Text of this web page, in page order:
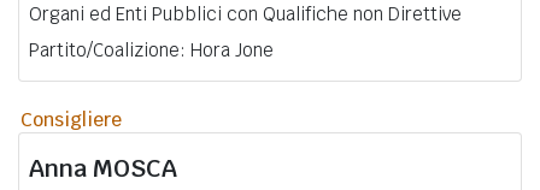
Organi ed Enti Pubblici con Qualifiche non Direttive
Partito/Coalizione: Hora Jone
Consigliere
Anna MOSCA